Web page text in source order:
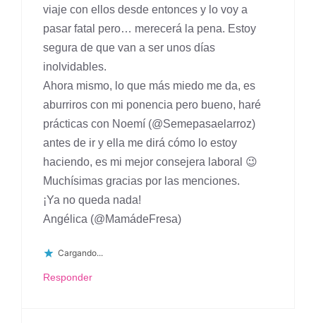
viaje con ellos desde entonces y lo voy a
pasar fatal pero… merecerá la pena. Estoy
segura de que van a ser unos días
inolvidables.
Ahora mismo, lo que más miedo me da, es
aburriros con mi ponencia pero bueno, haré
prácticas con Noemí (@Semepasaelarroz)
antes de ir y ella me dirá cómo lo estoy
haciendo, es mi mejor consejera laboral 😉
Muchísimas gracias por las menciones.
¡Ya no queda nada!
Angélica (@MamádeFresa)
Cargando...
Responder